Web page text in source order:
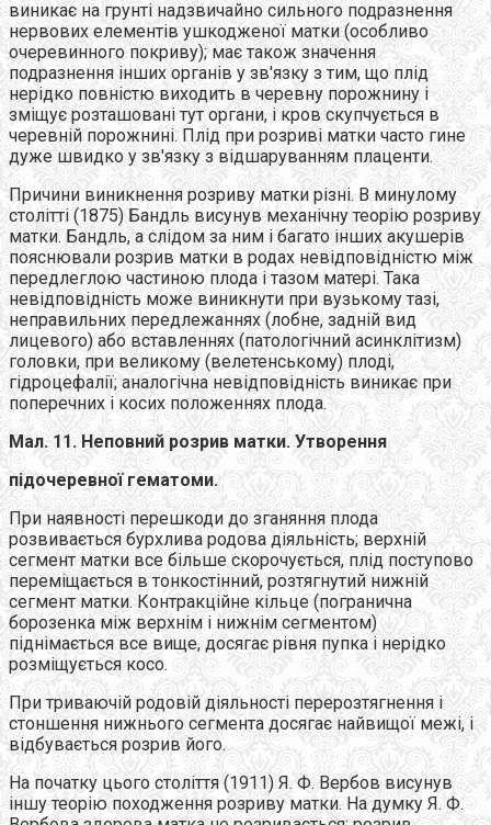
виникає на грунті надзвичайно сильного подразнення
нервових елементів ушкодженої матки (особливо
очеревинного покриву); має також значення
подразнення інших органів у зв'язку з тим, що плід
нерідко повністю виходить в черевну порожнину і
зміщує розташовані тут органи, і кров скупчується в
черевній порожнині. Плід при розриві матки часто гине
дуже швидко у зв'язку з відшаруванням плаценти.
Причини виникнення розриву матки різні. В минулому
столітті (1875) Бандль висунув механічну теорію розриву
матки. Бандль, а слідом за ним і багато інших акушерів
пояснювали розрив матки в родах невідповідністю між
передлеглою частиною плода і тазом матері. Така
невідповідність може виникнути при вузькому тазі,
неправильних передлежаннях (лобне, задній вид
лицевого) або вставленнях (патологічний асинклітизм)
головки, при великому (велетенському) плоді,
гідроцефалії; аналогічна невідповідність виникає при
поперечних і косих положеннях плода.
Мал. 11. Неповний розрив матки. Утворення
підочеревної гематоми.
При наявності перешкоди до зганяння плода
розвивається бурхлива родова діяльність; верхній
сегмент матки все більше скорочується, плід поступово
переміщається в тонкостінний, розтягнутий нижній
сегмент матки. Контракційне кільце (погранична
борозенка між верхнім і нижнім сегментом)
піднімається все вище, досягає рівня пупка і нерідко
розміщується косо.
При триваючій родовій діяльності перерозтягнення і
стоншення нижнього сегмента досягає найвищої межі, і
відбувається розрив його.
На початку цього століття (1911) Я. Ф. Вербов висунув
іншу теорію походження розриву матки. На думку Я. Ф.